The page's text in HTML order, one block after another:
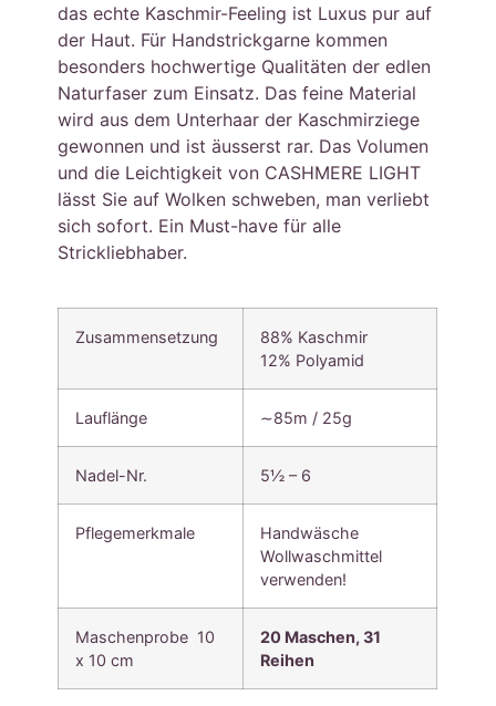
das echte Kaschmir-Feeling ist Luxus pur auf
der Haut. Für Handstrickgarne kommen
besonders hochwertige Qualitäten der edlen
Naturfaser zum Einsatz. Das feine Material
wird aus dem Unterhaar der Kaschmirziege
gewonnen und ist äusserst rar. Das Volumen
und die Leichtigkeit von CASHMERE LIGHT
lässt Sie auf Wolken schweben, man verliebt
sich sofort. Ein Must-have für alle
Strickliebhaber.
Zusammensetzung
88% Kaschmir
12% Polyamid
Lauflänge ∼85m / 25g
Nadel-Nr. 5½ – 6
Pflegemerkmale
Handwäsche
Wollwaschmittel
verwenden!
Maschenprobe 10
x 10 cm
20 Maschen,31
Reihen